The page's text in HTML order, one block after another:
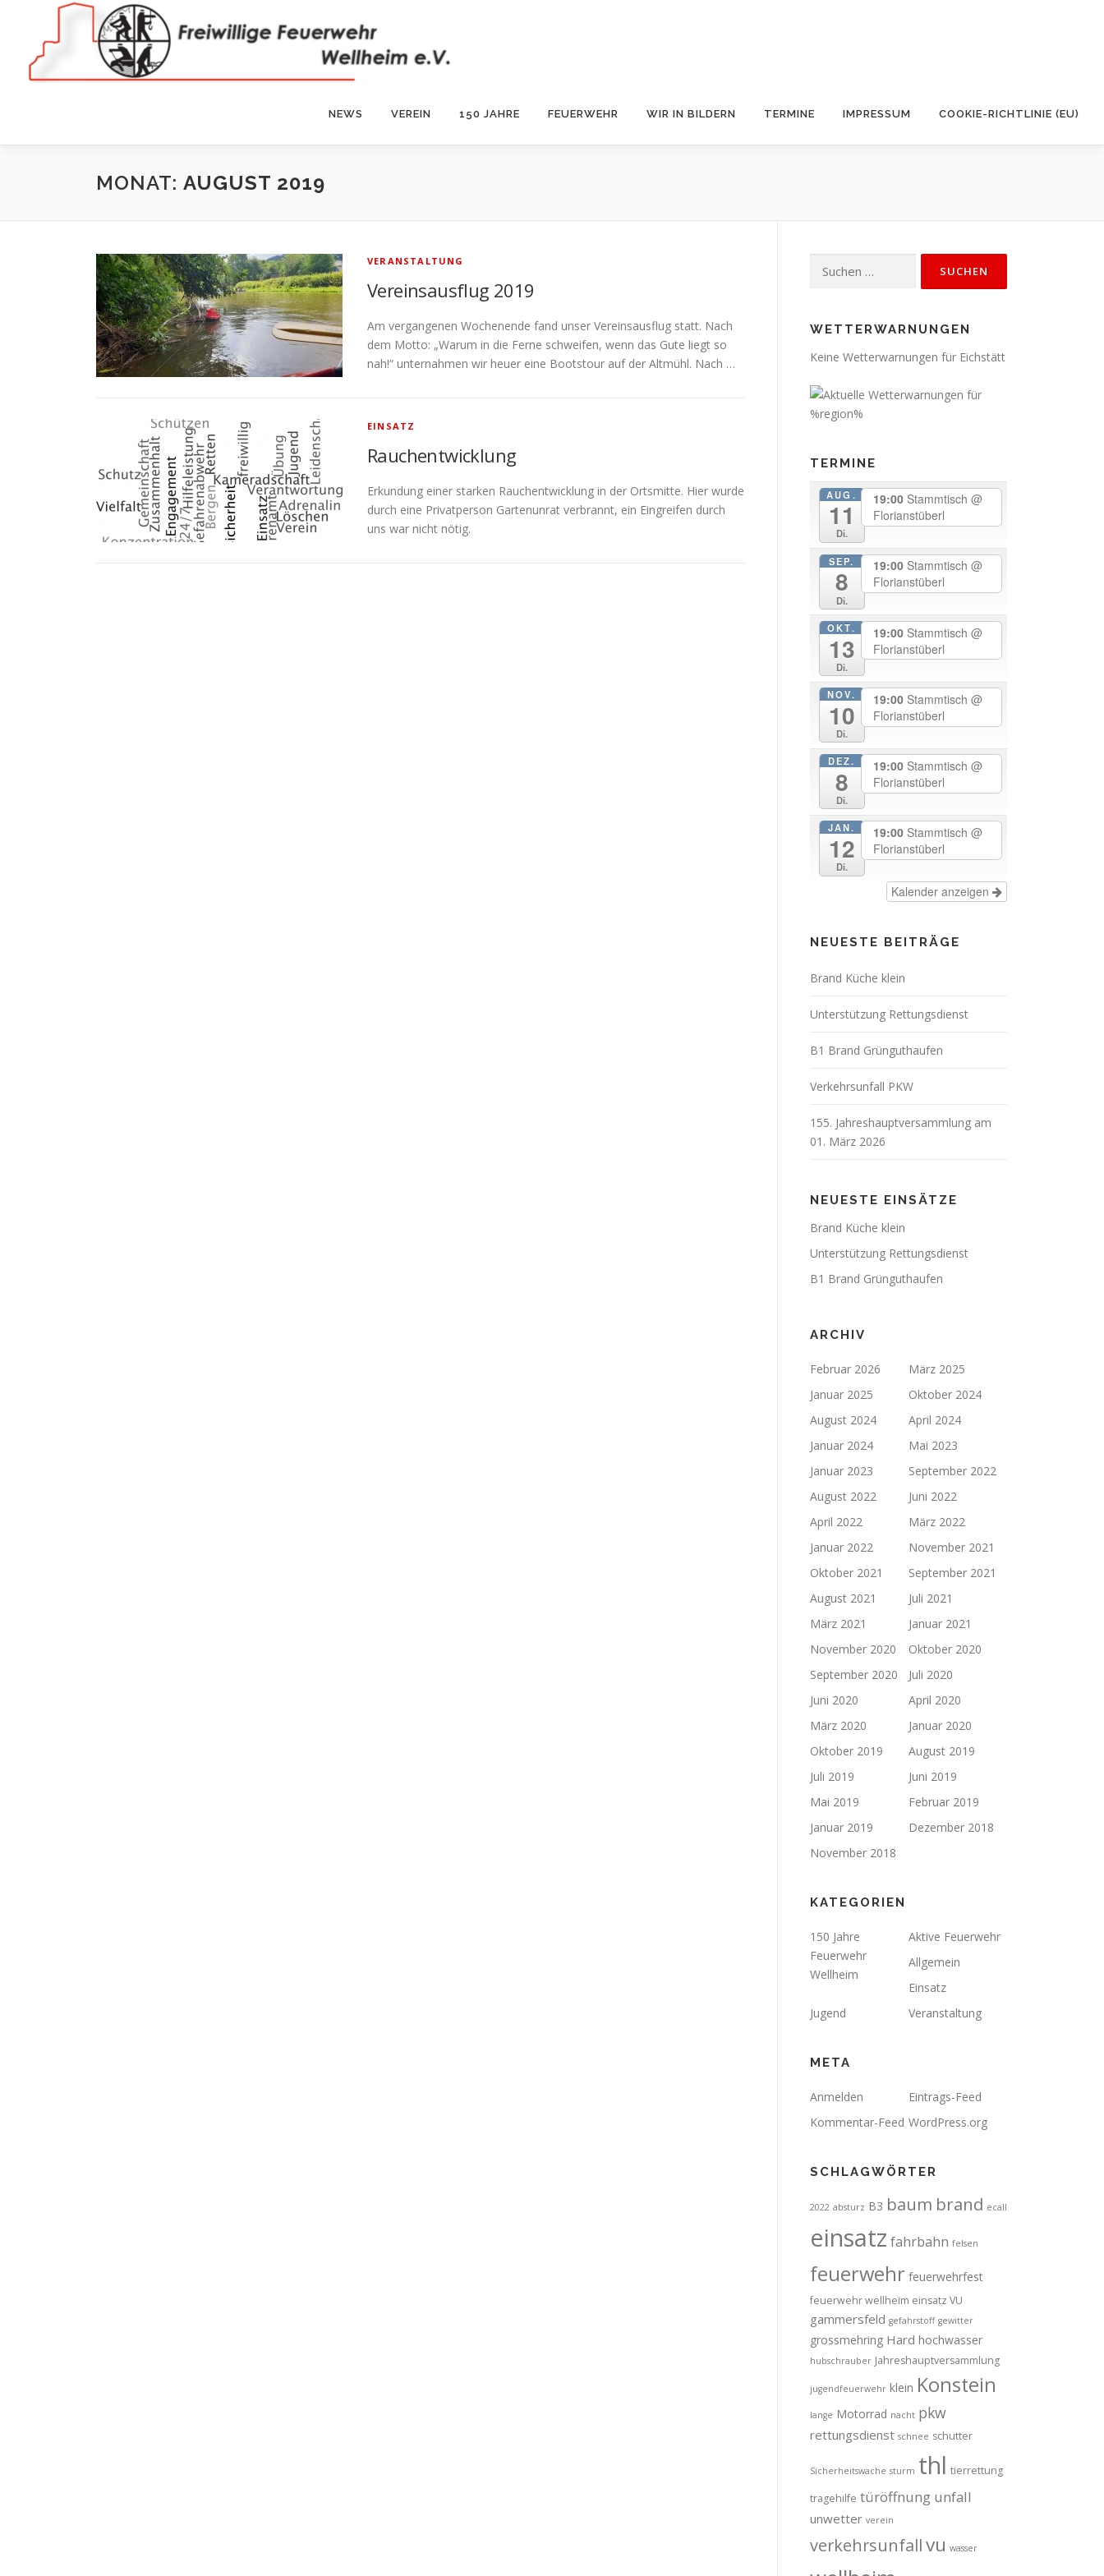
springen
NEWS VEREIN 150 JAHRE FEUERWEHR WIR IN BILDERN TERMINE IMPRESSUM COOKIE-RICHTLINIE (EU)
MONAT: AUGUST 2019
VERANSTALTUNG
Vereinsausflug 2019
Am vergangenen Wochenende fand unser Vereinsausflug statt. Nach
dem Motto: „Warum in die Ferne schweifen, wenn das Gute liegt so
nah!“ unternahmen wir heuer eine Bootstour auf der Altmühl. Nach …
EINSATZ
Rauchentwicklung
Erkundung einer starken Rauchentwicklung in der Ortsmitte. Hier wurde
durch eine Privatperson Gartenunrat verbrannt, ein Eingreifen durch
uns war nicht nötig.
nach:
WETTERWARNUNGEN
Keine Wetterwarnungen für Eichstätt
TERMINE
AUG.
11
Di.
19:00 Stammtisch @
Florianstüberl
SEP.
8
Di.
19:00 Stammtisch @
Florianstüberl
OKT.
13
Di.
19:00 Stammtisch @
Florianstüberl
NOV.
10
Di.
19:00 Stammtisch @
Florianstüberl
DEZ.
8
Di.
19:00 Stammtisch @
Florianstüberl
JAN.
12
Di.
19:00 Stammtisch @
Florianstüberl
Kalender anzeigen
NEUESTE BEITRÄGE
Brand Küche klein
Unterstützung Rettungsdienst
B1 Brand Grünguthaufen
Verkehrsunfall PKW
155. Jahreshauptversammlung am
01. März 2026
NEUESTE EINSÄTZE
Brand Küche klein
Unterstützung Rettungsdienst
B1 Brand Grünguthaufen
ARCHIV
Februar 2026
März 2025
Januar 2025
Oktober 2024
August 2024
April 2024
Januar 2024
Mai 2023
Januar 2023
September 2022
August 2022
Juni 2022
April 2022
März 2022
Januar 2022
November 2021
Oktober 2021
September 2021
August 2021
Juli 2021
März 2021
Januar 2021
November 2020
Oktober 2020
September 2020
Juli 2020
Juni 2020
April 2020
März 2020
Januar 2020
Oktober 2019
August 2019
Juli 2019
Juni 2019
Mai 2019
Februar 2019
Januar 2019
Dezember 2018
November 2018
KATEGORIEN
150 Jahre
Feuerwehr
Wellheim
Aktive Feuerwehr
Allgemein
Einsatz
Jugend
Veranstaltung
META
Anmelden
Eintrags-Feed
Kommentar-Feed WordPress.org
SCHLAGWÖRTER
2022 absturz B3 baum brand ecall
einsatz fahrbahn felsen
feuerwehr feuerwehrfest
feuerwehr wellheim einsatz VU
gammersfeld gefahrstoff gewitter
grossmehring Hard hochwasser
hubschrauber Jahreshauptversammlung
jugendfeuerwehr klein Konstein
lange Motorrad nacht pkw
rettungsdienst schnee schutter
Sicherheitswache sturm thl tierrettung
tragehilfe türöffnung unfall
unwetter verein
verkehrsunfallvu wasser